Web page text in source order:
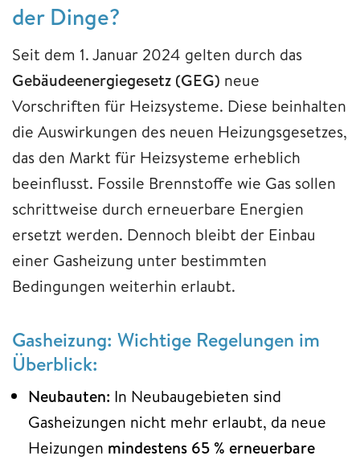
der Dinge?
Seit dem 1. Januar 2024 gelten durch das
Gebäudeenergiegesetz (GEG) neue
Vorschriften für Heizsysteme. Diese beinhalten
die Auswirkungen des neuen Heizungsgesetzes,
das den Markt für Heizsysteme erheblich
beeinflusst. Fossile Brennstoffe wie Gas sollen
schrittweise durch erneuerbare Energien
ersetzt werden. Dennoch bleibt der Einbau
einer Gasheizung unter bestimmten
Bedingungen weiterhin erlaubt.
Gasheizung: Wichtige Regelungen im
Überblick:
Neubauten: In Neubaugebieten sind
Gasheizungen nicht mehr erlaubt, da neue
Heizungen mindestens 65 % erneuerbare